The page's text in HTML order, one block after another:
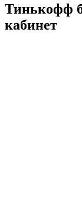
Тинькофф
кабинет